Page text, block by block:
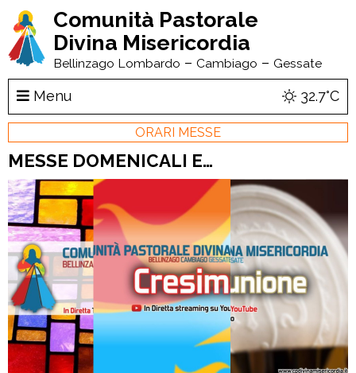
Comunità Pastorale
Divina Misericordia
Bellinzago Lombardo – Cambiago – Gessate
Menu 32.7°C
ORARI MESSE
MESSE DOMENICALI E…